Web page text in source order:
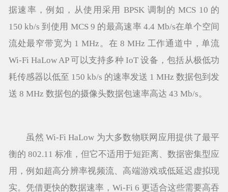
据速率，例如，从使用采用 BPSK 调制的 MCS 10 的
150 kb/s 到使用 MCS 9 的最高速率 4.4 Mb/s在单个空间
流处最窄带宽为 1 MHz。在 8 MHz 工作通道中，单流
Wi-Fi HaLow AP 可以支持多种 IoT 设备，包括从极低功
耗传感器以低至 150 kb/s 的速率发送 1 MHz 数据包到发
送 8 MHz 数据包的摄像头数据包速率高达 43 Mb/s。
虽然 Wi-Fi HaLow 为大多数物联网应用提供了最平
衡的 802.11 标准，但它不适用于短距离、数据密集型应
用，例如超高分辨率视频流、高端游戏或低延迟虚拟现
实。凭借更快的数据速率，Wi-Fi 6 更适合这些需要高吞